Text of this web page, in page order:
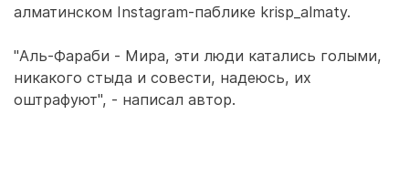
алматинском Instagram-паблике krisp_almaty.
"Аль-Фараби - Мира, эти люди катались голыми,
никакого стыда и совести, надеюсь, их
оштрафуют", - написал автор.